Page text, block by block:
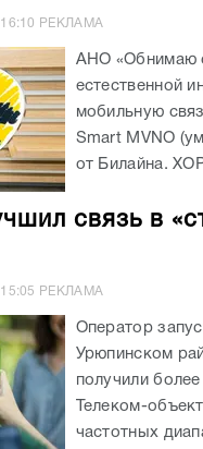
16:10 РЕКЛАМА
АНО «Обнимаю
естественной
мобильную
Smart MVNO
от Билайна.
связь в
15:05 РЕКЛАМА
Оператор
Урюпинском
получили
Телеком-
частотных